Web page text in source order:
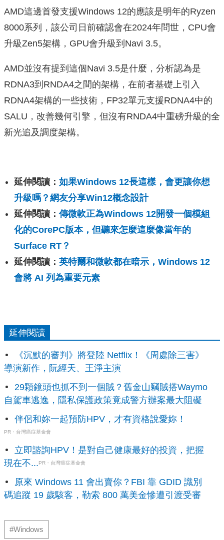
AMD這邊首發支援Windows 12的應該是明年的Ryzen
8000系列，該公司日前確認會在2024年問世，CPU會
升級Zen5架構，GPU會升級到Navi 3.5。
AMD並沒有提到這個Navi 3.5是什麼，分析認為是
RDNA3到RNDA4之間的架構，在前者基礎上引入
RDNA4架構的一些技術，FP32單元支援RDNA4中的
SALU，改善幾何引擎，但沒有RNDA4中重磅升級的全
新光追及調度架構。
延伸閱讀： 如果Windows 12長這樣，會更讓你想
升級嗎？網友分享Win12概念設計
延伸閱讀：傳微軟正為Windows 12開發一個模組
化的CorePC版本，但聽來怎麼這麼像當年的
Surface RT？
延伸閱讀： 英特爾和微軟都在暗示，Windows 12
會將 AI 列為重要元素
延伸閱讀
《沉默的審判》將登陸 Netflix！《周處除三害》
導演新作，阮經天、王淨主演
29顆鏡頭也抓不到一個賊？舊金山竊賊搭Waymo
自駕車逃逸，隱私保護政策竟成警方辦案最大阻礙
伴侶和妳一起預防HPV，才有資格說愛妳！
PR・台灣癌症基金會
立即諮詢HPV！是對自己健康最好的投資，把握
現在不...PR・台灣癌症基金會
原來 Windows 11 會出賣你？FBI 靠 GDID 識別
碼追蹤 19 歲駭客，勒索 800 萬美金慘遭引渡受審
#Windows